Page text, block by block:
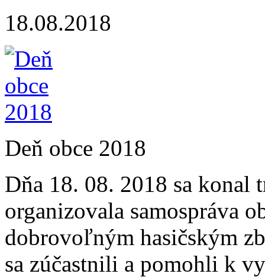
18.08.2018
Deň obce 2018
Dňa 18. 08. 2018 sa konal
organizovala samospráva
dobrovoľným hasičským
sa zúčastnili a pomohli k